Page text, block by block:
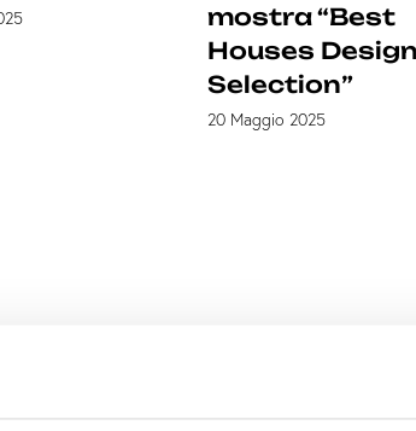
mostra “Best
Houses Design
Selection”
20 Maggio 2025